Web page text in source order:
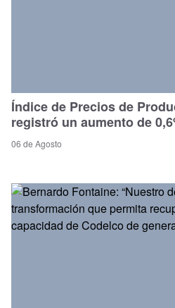
Índice de Precios de
registró un aumento de
06 de Agosto